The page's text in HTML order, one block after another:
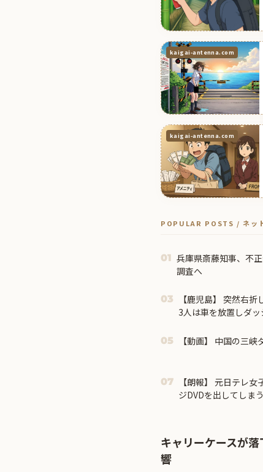
kaigai-antenna.com
kaigai-antenna.com
POPULAR POSTS / ネッ
01 兵庫県斎藤知事、不
調査へ
03
【鹿児島】 突然右
3人は車を放置しダ
05 【動画】 中国の三
07
【朗報】 元日テレ
ジDVDを出してしま
キャリーケースが
響